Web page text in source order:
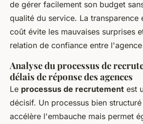
de gérer facilement son budget
qualité du service. La transparence
coût évite les mauvaises surprises
relation de confiance entre
Analyse du processus de
délais de réponse des agences
Le processus de recrutement est
décisif. Un processus bien
accélère l'embauche mais permet